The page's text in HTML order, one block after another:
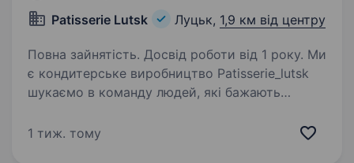
Patisserie Lutsk
Луцьк, 1,9 км від центру
Повна зайнятість. Досвід роботи від 1 року. Ми
є кондитерське виробництво Patisserie_lutsk
шукаємо в команду людей, які бажають
в кондитерській сфері Вимоги: Досвід роботи
1 тиж. тому